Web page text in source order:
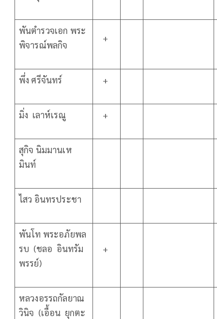
พันตำรวจเอก พระ
พิจารณ์พลกิจ
+
พึ่ง ศรีจันทร์ +
มิ่ง เลาห์เรณู +
สุกิจ นิมมานเห
มินท์
ไสว อินทรประชา
พันโท พระอภัยพล
รบ (ชลอ อินทรัม
พรรย์)
+
หลวงอรรถกัลยาณ
วินิจ (เอื้อน ยุกตะ